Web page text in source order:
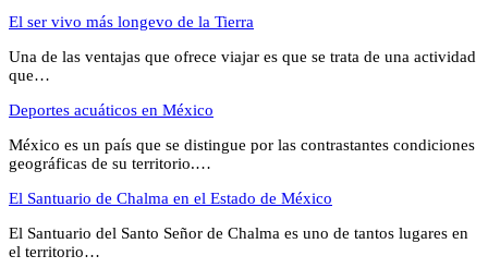
El ser vivo más longevo de la Tierra
Una de las ventajas que ofrece viajar es que se trata de una actividad
que…
Deportes acuáticos en México
México es un país que se distingue por las contrastantes condiciones
geográficas de su territorio.…
El Santuario de Chalma en el Estado de México
El Santuario del Santo Señor de Chalma es uno de tantos lugares en
el territorio…